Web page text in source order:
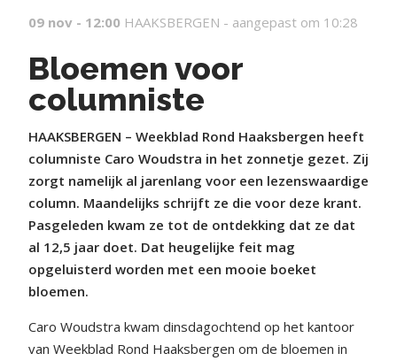
09 nov - 12:00 HAAKSBERGEN - aangepast om 10:28
Bloemen voor
columniste
HAAKSBERGEN – Weekblad Rond Haaksbergen heeft
columniste Caro Woudstra in het zonnetje gezet. Zij
zorgt namelijk al jarenlang voor een lezenswaardige
column. Maandelijks schrijft ze die voor deze krant.
Pasgeleden kwam ze tot de ontdekking dat ze dat
al 12,5 jaar doet. Dat heugelijke feit mag
opgeluisterd worden met een mooie boeket
bloemen.
Caro Woudstra kwam dinsdagochtend op het kantoor
van Weekblad Rond Haaksbergen om de bloemen in